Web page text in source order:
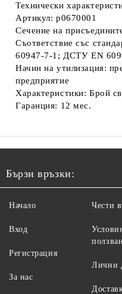
Технически
Артикул: p0670001
Сечение на
Съответствие със
60947-7-1; ДСТУ EN
Начин на утилизация:
предприятие
Характеристики: Брой
Гаранция: 12 мес.
Бързи връзки:
Начало
Вход
Регистрация
За нас
Чести
Лични